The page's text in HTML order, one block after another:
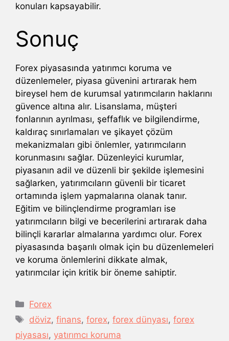
konuları kapsayabilir.
Sonuç
Forex piyasasında yatırımcı koruma ve
düzenlemeler, piyasa güvenini artırarak hem
bireysel hem de kurumsal yatırımcıların haklarını
güvence altına alır. Lisanslama, müşteri
fonlarının ayrılması, şeffaflık ve bilgilendirme,
kaldıraç sınırlamaları ve şikayet çözüm
mekanizmaları gibi önlemler, yatırımcıların
korunmasını sağlar. Düzenleyici kurumlar,
piyasanın adil ve düzenli bir şekilde işlemesini
sağlarken, yatırımcıların güvenli bir ticaret
ortamında işlem yapmalarına olanak tanır.
Eğitim ve bilinçlendirme programları ise
yatırımcıların bilgi ve becerilerini artırarak daha
bilinçli kararlar almalarına yardımcı olur. Forex
piyasasında başarılı olmak için bu düzenlemeleri
ve koruma önlemlerini dikkate almak,
yatırımcılar için kritik bir öneme sahiptir.
Kategoriler
Forex
Etiketler
döviz,finans,forex,forex dünyası,forex
piyasası, yatırımcı koruma